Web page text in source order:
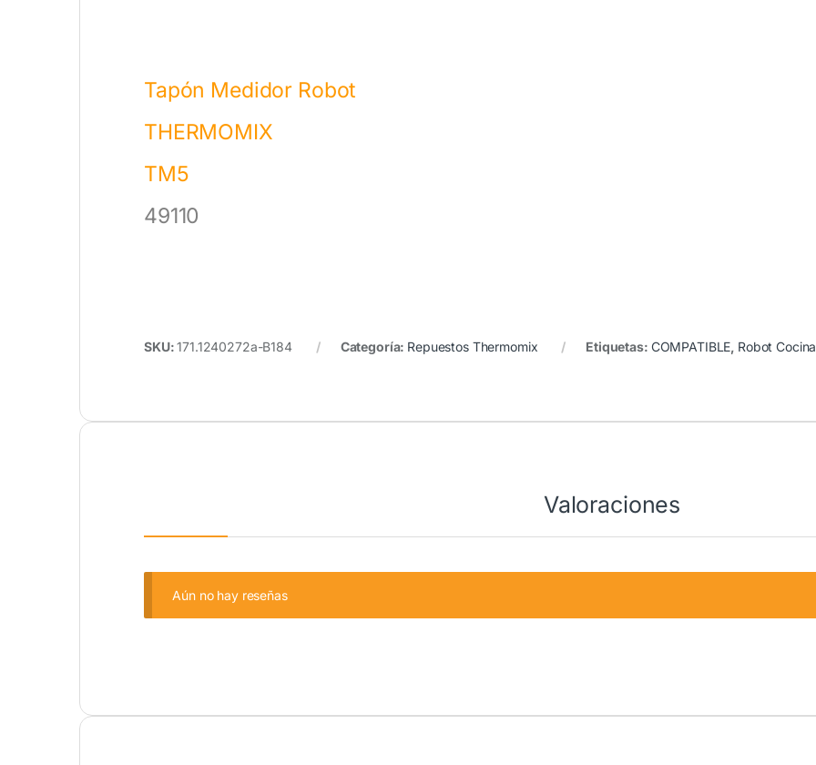
Tapón Medidor Robot
THERMOMIX
TM5
49110
SKU:171.1240272a-B184 Categoría: Repuestos Thermomix Etiquetas: COMPATIBLE, Robot Cocina
Valoraciones
Aún no hay reseñas